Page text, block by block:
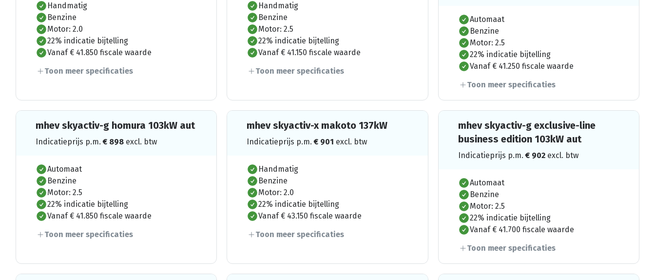
Handmatig
Benzine
Motor: 2.0
22% indicatie bijtelling
Vanaf € 41.850 fiscale waarde
Toon meer specificaties
Handmatig
Benzine
Motor: 2.5
22% indicatie bijtelling
Vanaf € 41.150 fiscale waarde
Toon meer specificaties
Automaat
Benzine
Motor: 2.5
22% indicatie bijtelling
Vanaf € 41.250 fiscale waarde
Toon meer specificaties
mhev skyactiv-g homura 103kW aut
Indicatieprijs p.m.€ 898 excl. btw
Automaat
Benzine
Motor: 2.5
22% indicatie bijtelling
Vanaf € 41.850 fiscale waarde
Toon meer specificaties
mhev skyactiv-x makoto 137kW
Indicatieprijs p.m.€ 901 excl. btw
Handmatig
Benzine
Motor: 2.0
22% indicatie bijtelling
Vanaf € 43.150 fiscale waarde
Toon meer specificaties
mhev skyactiv-g exclusive-line
business edition 103kW aut
Indicatieprijs p.m.€ 902 excl. btw
Automaat
Benzine
Motor: 2.5
22% indicatie bijtelling
Vanaf € 41.700 fiscale waarde
Toon meer specificaties